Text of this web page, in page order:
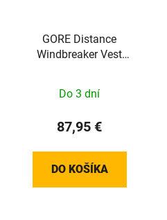
GORE Distance
Windbreaker Vest
Do 3 dní
87,95 €
DO KOŠÍKA